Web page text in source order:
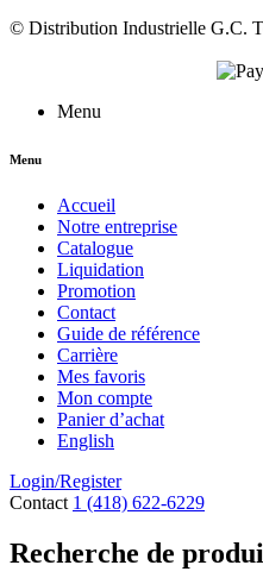
© Distribution Industrielle G.C.
Menu
Menu
Accueil
Notre entreprise
Catalogue
Liquidation
Promotion
Contact
Guide de référence
Carrière
Mes favoris
Mon compte
Panier d’achat
English
Login/Register
Contact 1 (418) 622-6229
Recherche de